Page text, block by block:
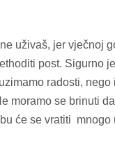
uživaš, jer vječnoj
post. Sigurno
radosti, nego
moramo se brinuti
će se vratiti mnogo